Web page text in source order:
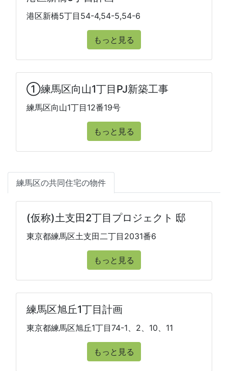
港区新橋5丁目54-4,54-5,54-6
もっと見る
①練馬区向山1丁目PJ新築工事
練馬区向山1丁目12番19号
もっと見る
練馬区の共同住宅の物件
(仮称)土支田2丁目プロジェクト 邸
東京都練馬区土支田二丁目2031番6
もっと見る
練馬区旭丘1丁目計画
東京都練馬区旭丘1丁目74-1、2、10、11
もっと見る